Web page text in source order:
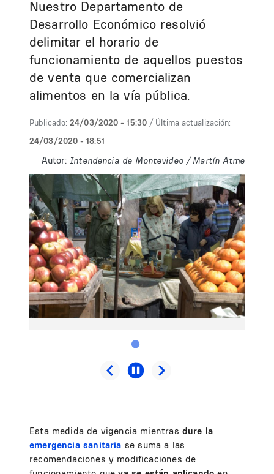
Nuestro Departamento de
Desarrollo Económico resolvió
delimitar el horario de
funcionamiento de aquellos puestos
de venta que comercializan
alimentos en la vía pública.
Publicado: 24/03/2020 - 15:30 / Última actualización:
24/03/2020 - 18:51
Autor: Intendencia de Montevideo / Martín Atme
Esta medida de vigencia mientras dure la
emergencia sanitaria se suma a las
recomendaciones y modificaciones de